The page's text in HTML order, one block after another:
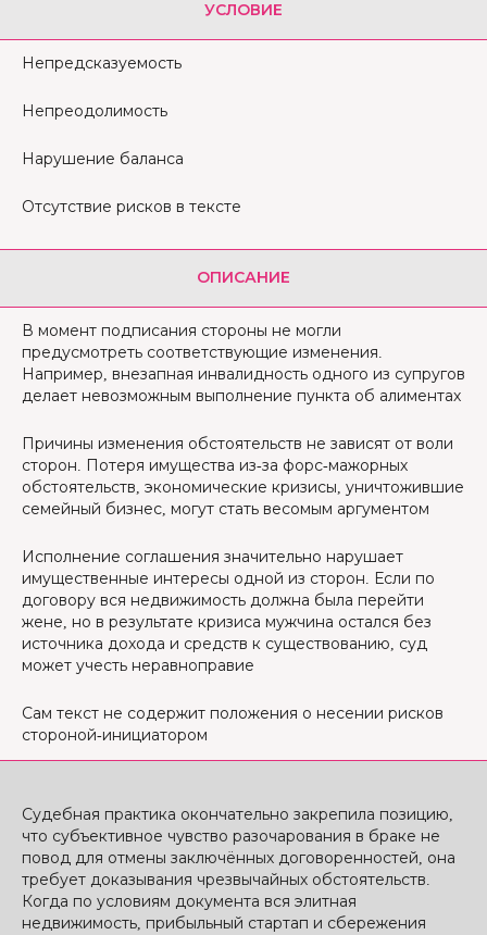
УСЛОВИЕ
Непредсказуемость
Непреодолимость
Нарушение баланса
Отсутствие рисков в тексте
ОПИСАНИЕ
В момент подписания стороны не могли
предусмотреть соответствующие изменения.
Например, внезапная инвалидность одного из супругов
делает невозможным выполнение пункта об алиментах
Причины изменения обстоятельств не зависят от воли
сторон. Потеря имущества из-за форс-мажорных
обстоятельств, экономические кризисы, уничтожившие
семейный бизнес, могут стать весомым аргументом
Исполнение соглашения значительно нарушает
имущественные интересы одной из сторон. Если по
договору вся недвижимость должна была перейти
жене, но в результате кризиса мужчина остался без
источника дохода и средств к существованию, суд
может учесть неравноправие
Сам текст не содержит положения о несении рисков
стороной-инициатором
Судебная практика окончательно закрепила позицию,
что субъективное чувство разочарования в браке не
повод для отмены заключённых договоренностей, она
требует доказывания чрезвычайных обстоятельств.
Когда по условиям документа вся элитная
недвижимость, прибыльный стартап и сбережения